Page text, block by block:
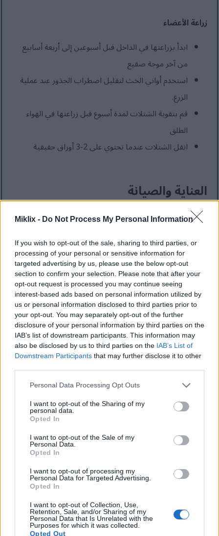
Miklix - Do Not Process My Personal Information
If you wish to opt-out of the sale, sharing to third parties, or
processing of your personal or sensitive information for
targeted advertising by us, please use the below opt-out
section to confirm your selection. Please note that after your
opt-out request is processed you may continue seeing
interest-based ads based on personal information utilized by
us or personal information disclosed to third parties prior to
your opt-out. You may separately opt-out of the further
disclosure of your personal information by third parties on the
IAB’s list of downstream participants. This information may
also be disclosed by us to third parties on the IAB’s List of
Downstream Participants that may further disclose it to other
Please note that this website/app uses one or more Google
not limited to your visit or usage behaviour. You may click to
grant or deny consent to Google and its third-party tags to
use your data for below specified purposes in below Google
consent section.
Personal Data Processing Opt Outs
I want to opt-out of the Sharing of my
personal data.
Opted In
I want to opt-out of the Sale of my
Personal Data.
Opted In
I want to opt-out of processing my
Personal Data for Targeted Advertising.
Opted In
I want to opt-out of Collection, Use,
Retention, Sale, and/or Sharing of my
Personal Data that Is Unrelated with the
Purposes for which it was collected.
Opted Out
زراعة الأعضاء
ابدأ بزراعتها في الداخل قبل أسبوعين إلى أربعة أسابيع
من آخر موجة صقيع
استخدم أواني الخث لتقليل اضطراب الجذور عند عملية
الزرع.
قم بتقوية الشتلات لمدة أسبوع قبل زراعتها في الهواء
الطلق
انقل الشتلات عندما تحتوي على 2-3 أوراق حقيقية
العناية والصيانة
يُعد الري المناسب أمراً بالغ الأهمية لنمو القرع:
قم بتوفير 1-2 بوصة من الماء أسبوعياً، حسب الظروف
الجوية.
اسقِ النباتات جيداً عند قاعدتها، مع تجنب الأوراق.
استخدم الري بالتنقيط أو خراطيم الري لتقليل خطر
الإصابة بالأمراض
اسقِ الأوراق في الصباح للسماح لها بالجفاف قبل
المساء.
قم بزيادة الري خلال فترة تكوين الثمار ونموها.
قلل من الري مع نضوج الثمار واقتراب وقت الحصاد
تسميد
يحتاج القرع إلى تغذية كثيفة ويستفيد من التسميد المنتظم:
قم بتطبيق سماد متوازن (10-10-10) عندما تبدأ الكروم
في النمو